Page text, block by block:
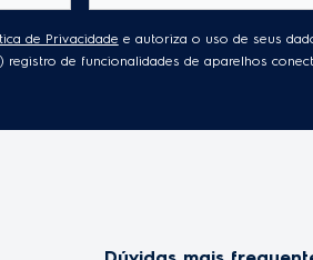
de Privacidade e autoriza o uso de seus
de funcionalidades de aparelhos